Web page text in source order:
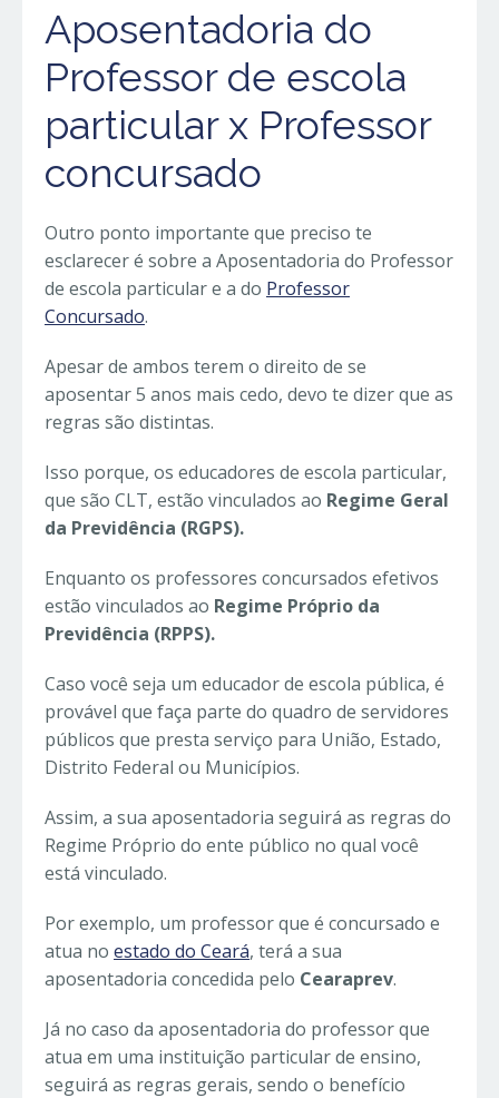
Aposentadoria do
Professor de escola
particular x Professor
concursado
Outro ponto importante que preciso te
esclarecer é sobre a Aposentadoria do Professor
de escola particular e a do Professor
Concursado.
Apesar de ambos terem o direito de se
aposentar 5 anos mais cedo, devo te dizer que as
regras são distintas.
Isso porque, os educadores de escola particular,
que são CLT, estão vinculados ao Regime Geral
da Previdência (RGPS).
Enquanto os professores concursados efetivos
estão vinculados ao Regime Próprio da
Previdência (RPPS).
Caso você seja um educador de escola pública, é
provável que faça parte do quadro de servidores
públicos que presta serviço para União, Estado,
Distrito Federal ou Municípios.
Assim, a sua aposentadoria seguirá as regras do
Regime Próprio do ente público no qual você
está vinculado.
Por exemplo, um professor que é concursado e
atua no estado do Ceará, terá a sua
aposentadoria concedida pelo Cearaprev.
Já no caso da aposentadoria do professor que
atua em uma instituição particular de ensino,
seguirá as regras gerais, sendo o benefício